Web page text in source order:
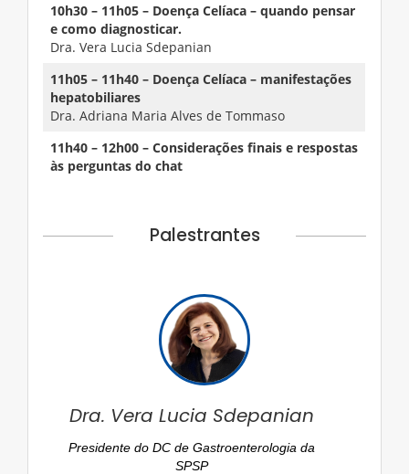
10h30 – 11h05 – Doença Celíaca – quando pensar
e como diagnosticar.
Dra. Vera Lucia Sdepanian
11h05 – 11h40 – Doença Celíaca – manifestações
hepatobiliares
Dra. Adriana Maria Alves de Tommaso
11h40 – 12h00 – Considerações finais e respostas
às perguntas do chat
Palestrantes
Dra. Vera Lucia Sdepanian
Presidente do DC de Gastroenterologia da
SPSP